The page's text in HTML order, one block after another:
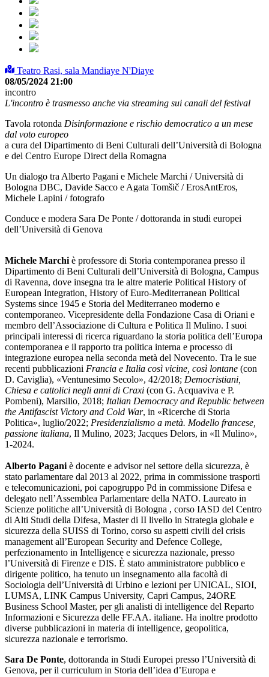
Teatro Rasi, sala Mandiaye N'Diaye
08/05/2024 21:00
incontro
L'incontro è trasmesso anche via streaming sui canali del festival
Tavola rotonda Disinformazione e rischio democratico a un mese
dal voto europeo
a cura del Dipartimento di Beni Culturali dell’Università di Bologna
e del Centro Europe Direct della Romagna
Un dialogo tra Alberto Pagani e Michele Marchi / Università di
Bologna DBC, Davide Sacco e Agata Tomšič / ErosAntEros,
Michele Lapini / fotografo
Conduce e modera Sara De Ponte / dottoranda in studi europei
dell’Università di Genova
Michele Marchi è professore di Storia contemporanea presso il
Dipartimento di Beni Culturali dell’Università di Bologna, Campus
di Ravenna, dove insegna tra le altre materie Political History of
European Integration, History of Euro-Mediterranean Political
Systems since 1945 e Storia del Mediterraneo moderno e
contemporaneo. Vicepresidente della Fondazione Casa di Oriani e
membro dell’Associazione di Cultura e Politica Il Mulino. I suoi
principali interessi di ricerca riguardano la storia politica dell’Europa
contemporanea e il rapporto tra politica interna e processo di
integrazione europea nella seconda metà del Novecento. Tra le sue
recenti pubblicazioni Francia e Italia così vicine, così lontane (con
D. Caviglia), «Ventunesimo Secolo», 42/2018; Democristiani,
Chiesa e cattolici negli anni di Craxi (con G. Acquaviva e P.
Pombeni), Marsilio, 2018; Italian Democracy and Republic between
the Antifascist Victory and Cold War, in «Ricerche di Storia
Politica», luglio/2022; Presidenzialismo a metà. Modello francese,
passione italiana, Il Mulino, 2023; Jacques Delors, in «Il Mulino»,
1-2024.
Alberto Pagani è docente e advisor nel settore della sicurezza, è
stato parlamentare dal 2013 al 2022, prima in commissione trasporti
e telecomunicazioni, poi capogruppo Pd in commissione Difesa e
delegato nell’Assemblea Parlamentare della NATO. Laureato in
Scienze politiche all’Università di Bologna , corso IASD del Centro
di Alti Studi della Difesa, Master di II livello in Strategia globale e
sicurezza della SUISS di Torino, corso su aspetti civili del crisis
management all’European Security and Defence College,
perfezionamento in Intelligence e sicurezza nazionale, presso
l’Università di Firenze e DIS. È stato amministratore pubblico e
dirigente politico, ha tenuto un insegnamento alla facoltà di
Sociologia dell’Università di Urbino e lezioni per UNICAL, SIOI,
LUMSA, LINK Campus University, Capri Campus, 24ORE
Business School Master, per gli analisti di intelligence del Reparto
Informazioni e Sicurezza delle FF.AA. italiane. Ha inoltre prodotto
diverse pubblicazioni in materia di intelligence, geopolitica,
sicurezza nazionale e terrorismo.
Sara De Ponte, dottoranda in Studi Europei presso l’Università di
Genova, per il curriculum in Storia dell’idea d’Europa e